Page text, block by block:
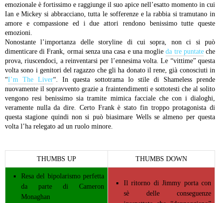
emozionale è fortissimo e raggiunge il suo apice nell’esatto momento in cui
Ian e Mickey si abbracciano, tutta le sofferenze e la rabbia si tramutano in
amore e compassione ed i due attori rendono benissimo tutte queste
emozioni.
Nonostante l’importanza delle storyline di cui sopra, non ci si può
dimenticare di Frank, ormai senza una casa e una moglieda tre puntateche
prova, riuscendoci, a reinventarsi per l’ennesima volta. Le “vittime” questa
volta sono i genitori del ragazzo che gli ha donato il rene, già conosciuti in
“I’m The Liver“. In questa sottotrama lo stile di Shameless prende
nuovamente il sopravvento grazie a fraintendimenti e sottotesti che al solito
vengono resi benissimo sia tramite mimica facciale che con i dialoghi,
veramente nulla da dire. Certo Frank è stato fin troppo protagonista di
questa stagione quindi non si può biasimare Wells se almeno per questa
volta l’ha relegato ad un ruolo minore.
THUMBS UP THUMBS DOWN
Resa del bipolarismo perfetta
da parte di Cameron
Monaghan
Il ritorno di Jimmy porta con
sè delle conseguenze